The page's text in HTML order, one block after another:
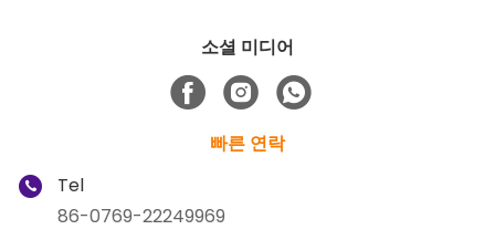
소셜 미디어
빠른 연락
Tel
86-0769-22249969